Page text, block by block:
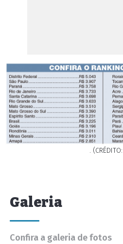
.
Galeria
Confira a galeria de fotos